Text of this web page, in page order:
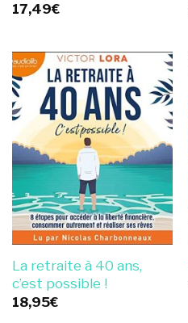
17,49€
La retraite à 40 ans,
c’est possible !
18,95€